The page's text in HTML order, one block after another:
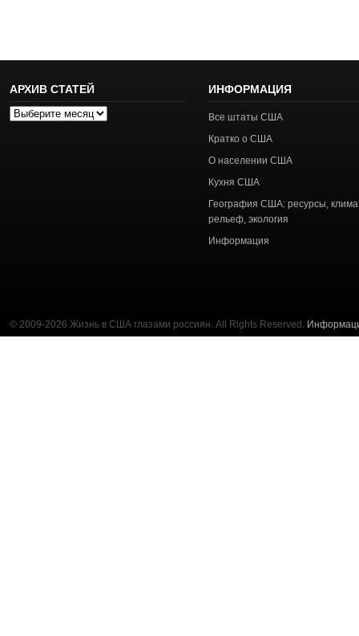
АРХИВ СТАТЕЙ
Архив
ИНФОРМАЦИЯ
Все штаты США
Кратко о США
О населении США
Кухня США
География США: ресурсы,
рельеф, экология
Информация
© 2009-2026 Жизнь в США глазами россиян. All Rights Reserved.